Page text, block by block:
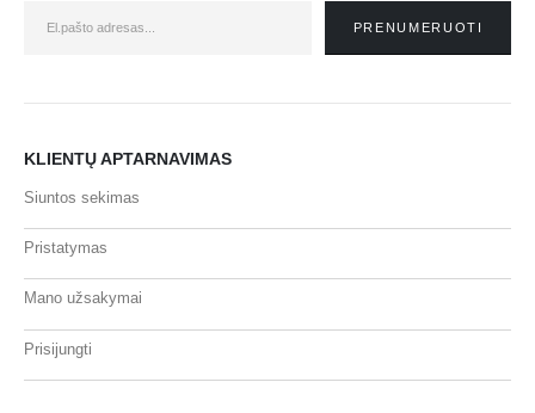
KLIENTŲ APTARNAVIMAS
Siuntos sekimas
Pristatymas
Mano užsakymai
Prisijungti